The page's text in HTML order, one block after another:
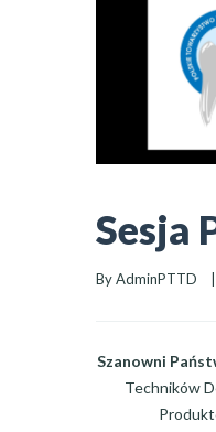
Sesja
By AdminPTTD
Szanowni
Techników